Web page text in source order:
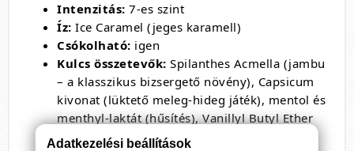
Intenzitás: 7-es szint
Íz: Ice Caramel (jeges karamell)
Csókolható: igen
Kulcs összetevők: Spilanthes Acmella (jambu
– a klasszikus bizsergető növény), Capsicum
kivonat (lüktető meleg-hideg játék), mentol és
menthyl-laktát (hűsítés), Vanillyl Butyl Ether
(kellemes bőrélmény)
Adatkezelési beállítások